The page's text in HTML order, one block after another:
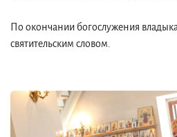
По окончании богослужения
святительским словом.